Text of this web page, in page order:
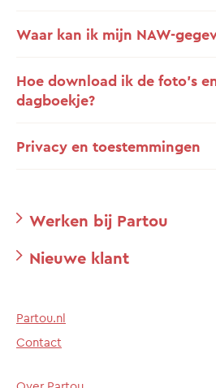
Waar kan ik mijn NAW-
Hoe download ik de foto’s
dagboekje?
Privacy en toestemmingen
Werken bij Partou
Nieuwe klant
Partou.nl
Contact